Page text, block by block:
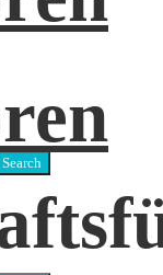
Search